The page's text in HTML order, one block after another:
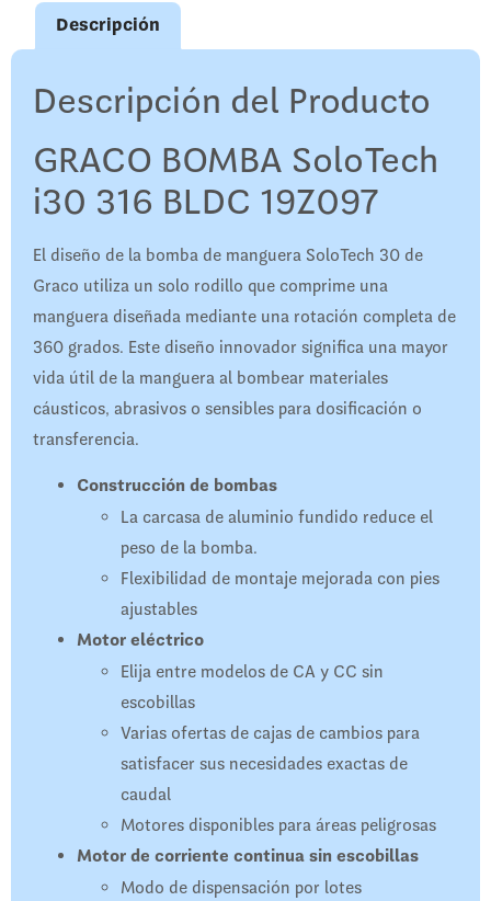
Descripción
Descripción del Producto
GRACO BOMBA SoloTech
i30 316 BLDC 19Z097
El diseño de la bomba de manguera SoloTech 30 de
Graco utiliza un solo rodillo que comprime una
manguera diseñada mediante una rotación completa de
360 ​​grados. Este diseño innovador significa una mayor
vida útil de la manguera al bombear materiales
cáusticos, abrasivos o sensibles para dosificación o
transferencia.
Construcción de bombas
La carcasa de aluminio fundido reduce el
peso de la bomba.
Flexibilidad de montaje mejorada con pies
ajustables
Motor eléctrico
Elija entre modelos de CA y CC sin
escobillas
Varias ofertas de cajas de cambios para
satisfacer sus necesidades exactas de
caudal
Motores disponibles para áreas peligrosas
Motor de corriente continua sin escobillas
Modo de dispensación por lotes